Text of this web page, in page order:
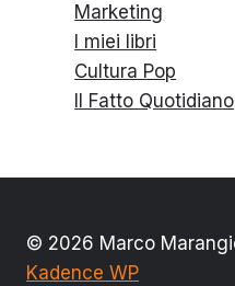
Marketing
I miei libri
Cultura Pop
Il Fatto Quotidiano
© 2026 Marco
Kadence WP